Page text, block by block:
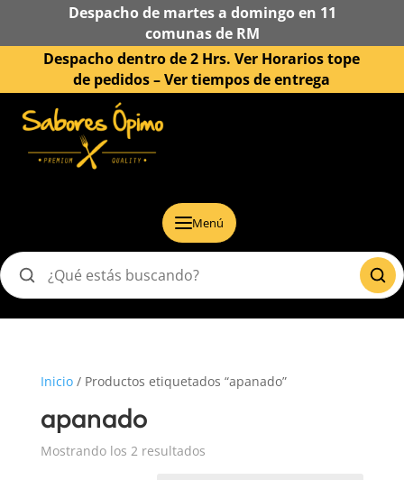
Despacho de martes a domingo en 11
comunas de RM
Despacho dentro de 2 Hrs. Ver Horarios tope
de pedidos –Ver tiempos de entrega
Menú
Buscar
Inicio/ Productos etiquetados “apanado”
apanado
Mostrando los 2 resultados